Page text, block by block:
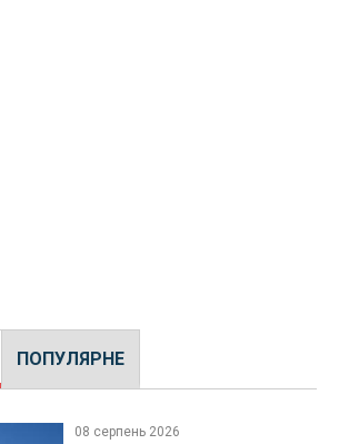
ПОПУЛЯРНЕ
08 серпень 2026